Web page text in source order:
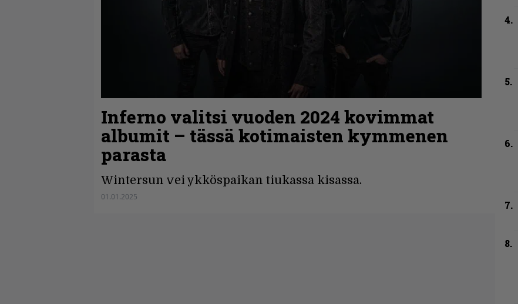
Inferno valitsi vuoden 2024 kovimmat
albumit – tässä kotimaisten kymmenen
parasta
Wintersun vei ykköspaikan tiukassa kisassa.
01.01.2025